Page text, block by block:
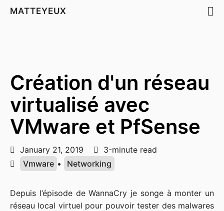
MATTEYEUX
Création d'un réseau
virtualisé avec
VMware et PfSense
January 21, 2019
3-minute read
Vmware • Networking
Depuis l’épisode de WannaCry je songe à monter un
réseau local virtuel pour pouvoir tester des malwares